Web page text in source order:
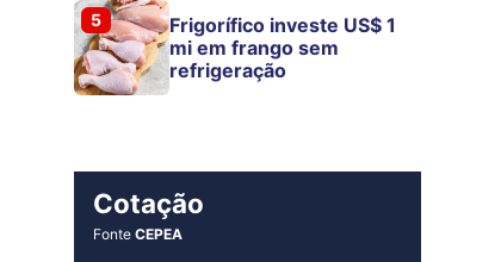
5
Frigorífico investe US$ 1
mi em frango sem
refrigeração
Cotação
FonteCEPEA